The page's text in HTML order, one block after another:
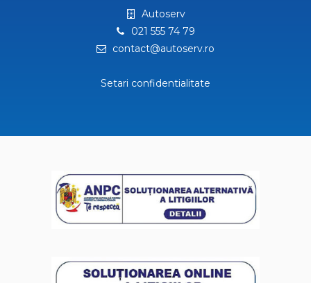
Autoserv
021 555 74 79
contact@autoserv.ro
Setari confidentialitate